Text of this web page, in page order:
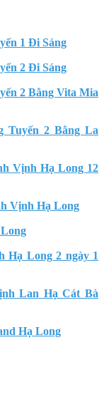
1 Đi Sáng
2 Đi Sáng
2 Bằng Vita Mia
2 Bằng La
Vịnh Hạ Long 12
Vịnh Hạ Long
Hạ Long 2 ngày 1
Lan Hạ Cát Bà
Hạ Long